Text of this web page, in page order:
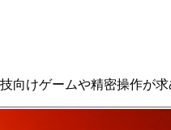
向けゲームや精密操作が求